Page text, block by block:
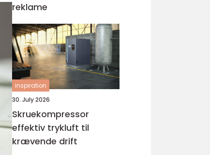
reklame
inspiration
30. July 2026
Skruekompressor
effektiv trykluft til
krævende drift